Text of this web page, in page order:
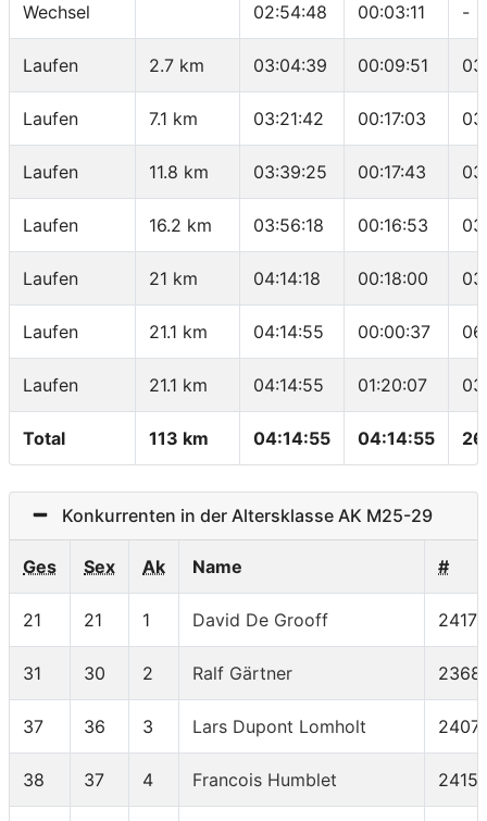
Wechsel 02:54:48 00:03:11 -
Laufen 2.7 km 03:04:39 00:09:51
Laufen 7.1 km 03:21:42 00:17:03
Laufen 11.8 km 03:39:25 00:17:43
Laufen 16.2 km 03:56:18 00:16:53
Laufen 21 km 04:14:18 00:18:00
Laufen 21.1 km 04:14:55 00:00:37
Laufen 21.1 km 04:14:55 01:20:07
Total 113 km 04:14:55 04:14:55
Konkurrenten in der Altersklasse AK M25-29
Ges Sex Ak Name #
21 21 1 David De Grooff 2417
31 30 2 Ralf Gärtner 2368
37 36 3 Lars Dupont Lomholt 2407
38 37 4 Francois Humblet 2415